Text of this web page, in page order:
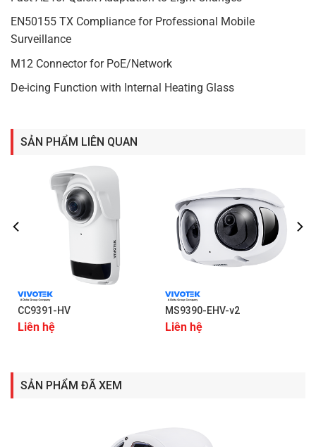
EN50155 TX Compliance for Professional Mobile
Surveillance
M12 Connector for PoE/Network
De-icing Function with Internal Heating Glass
SẢN PHẨM LIÊN QUAN
CC9391-HV
Liên hệ
MS9390-EHV-v2
Liên hệ
SẢN PHẨM ĐÃ XEM